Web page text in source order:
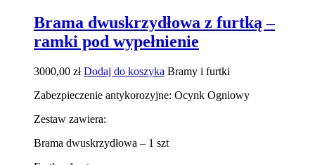
Brama dwuskrzydłowa z furtką –
ramki pod wypełnienie
3000,00 zł Dodaj do koszyka Bramy i furtki
Zabezpieczenie antykorozyjne: Ocynk Ogniowy
Zestaw zawiera:
Brama dwuskrzydłowa – 1 szt